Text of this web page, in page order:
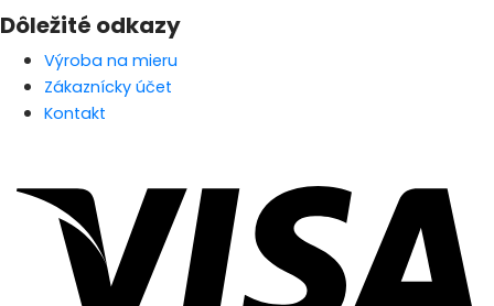
Dôležité odkazy
Výroba na mieru
Zákaznícky účet
Kontakt